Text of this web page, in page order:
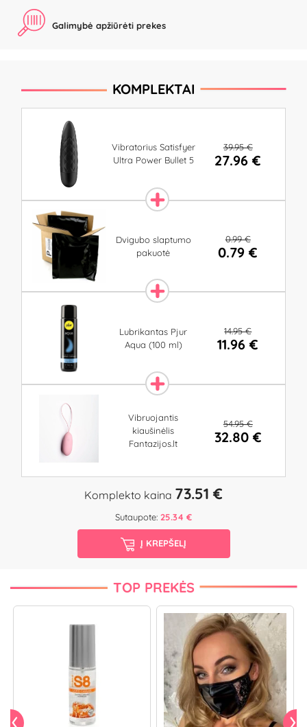
Galimybė apžiūrėti prekes
KOMPLEKTAI
Vibratorius Satisfyer
Ultra Power Bullet 5
39.95 €
27.96 €
Dvigubo slaptumo
pakuotė
0.99 €
0.79 €
Lubrikantas Pjur
Aqua (100 ml)
14.95 €
11.96 €
Vibruojantis
kiaušinėlis
Fantazijos.lt
54.95 €
32.80 €
Komplekto kaina 73.51 €
Sutaupote: 25.34 €
Į KREPŠELĮ
TOP PREKĖS